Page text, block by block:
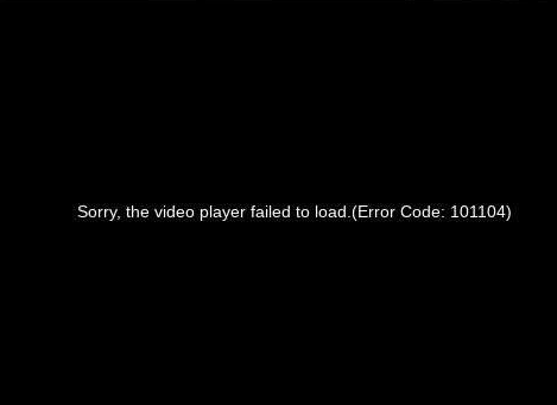
Sorry, the video player failed to load. (Error Code: 101104)